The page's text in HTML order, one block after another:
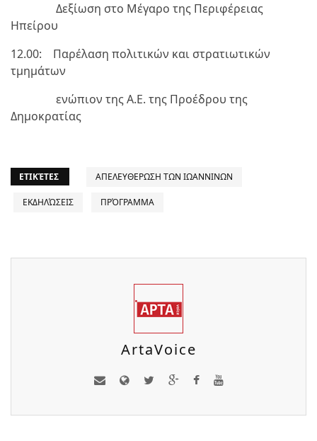
Δεξίωση στο Μέγαρο της Περιφέρειας
Ηπείρου
12.00: Παρέλαση πολιτικών και στρατιωτικών
τμημάτων
ενώπιον της Α.Ε. της Προέδρου της
Δημοκρατίας
ΕΤΙΚΈΤΕΣ ΑΠΕΛΕΥΘΕΡΩΣΗ ΤΩΝ ΙΩΑΝΝΙΝΩΝ
ΕΚΔΗΛΏΣΕΙΣ ΠΡΌΓΡΑΜΜΑ
ArtaVoice